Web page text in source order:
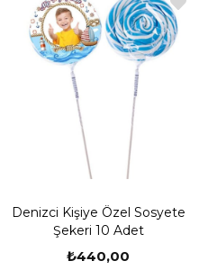
Denizci Kişiye Özel Sosyete
Şekeri 10 Adet
₺440,00